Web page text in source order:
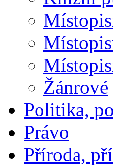
Žánrové
Politika,
Právo
Příroda,